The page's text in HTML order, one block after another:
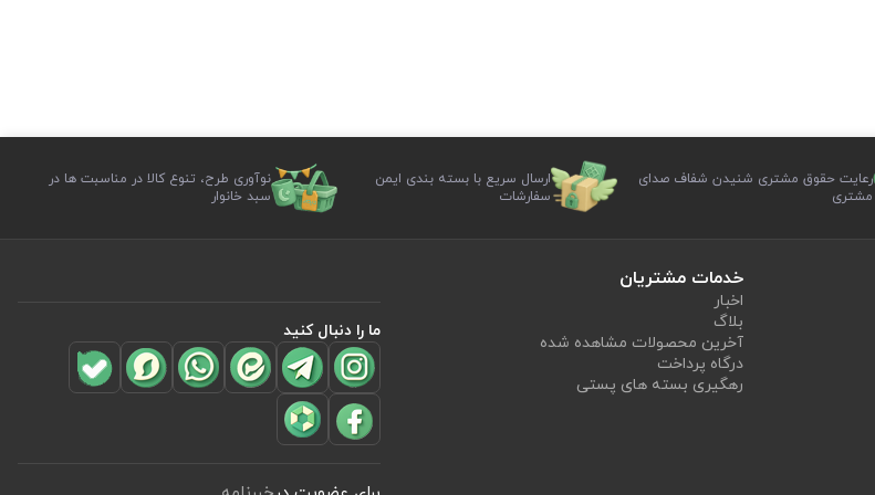
رعایت حقوق مشتری شنیدن شفاف صدای
مشتری
ارسال سریع با بسته بندی ایمن
سفارشات
نوآوری طرح، تنوع کالا در مناسبت ها در
سبد خانوار
خدمات مشتریان
اخبار
بلاگ
آخرین محصولات مشاهده شده
درگاه پرداخت
رهگیری بسته های پستی
ما را دنبال کنید